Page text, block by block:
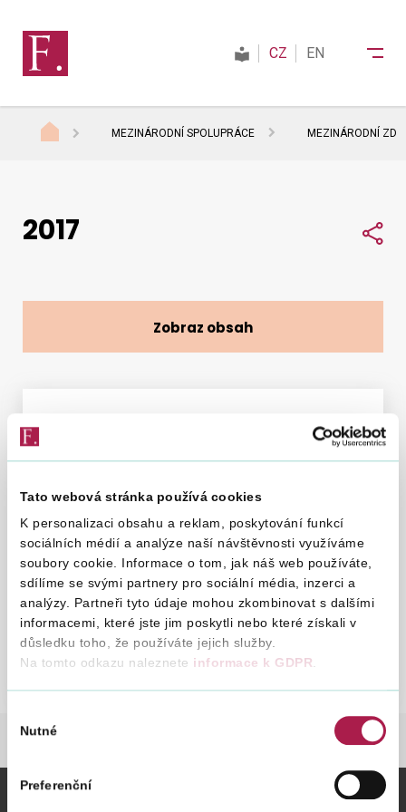
Tato webová stránka používá cookies
K personalizaci obsahu a reklam, poskytování funkcí
sociálních médií a analýze naší návštěvnosti využíváme
soubory cookie. Informace o tom, jak náš web používáte,
sdílíme se svými partnery pro sociální média, inzerci a
analýzy. Partneři tyto údaje mohou zkombinovat s dalšími
informacemi, které jste jim poskytli nebo které získali v
důsledku toho, že používáte jejich služby.
Na tomto odkazu naleznete informace k GDPR
souhlasu
Nutné
Preferenční
Daně
Kontakty
Vyhledat na webu
CZ EN
MEZINÁRODNÍ SPOLUPRÁCE MEZINÁRODNÍ
Informace ke zdaňování náhrad
lodí v nizozemské vnitrostátní
přepravě z důvodu nemoci
29. 8. 2017
Předchozí
2018 2017 2015 2013 2012
2017
Zobraz obsah
MEZINÁRODNÍ